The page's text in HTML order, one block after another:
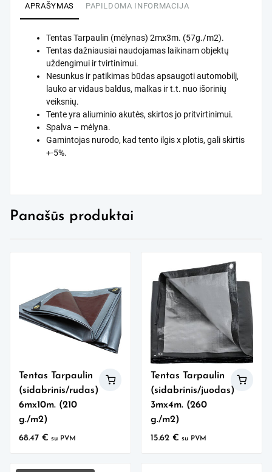
APRAŠYMAS PAPILDOMA INFORMACIJA
Tentas Tarpaulin (mėlynas) 2mx3m. (57g./m2).
Tentas dažniausiai naudojamas laikinam objektų
uždengimui ir tvirtinimui.
Nesunkus ir patikimas būdas apsaugoti automobilį,
lauko ar vidaus baldus, malkas ir t.t. nuo išorinių
veiksnių.
Tente yra aliuminio akutės, skirtos jo pritvirtinimui.
Spalva – mėlyna.
Gamintojas nurodo, kad tento ilgis x plotis, gali skirtis
+-5%.
Panašūs produktai
Tentas Tarpaulin
(sidabrinis/rudas)
6mx10m. (210
g./m2)
68.47€ su PVM
Tentas Tarpaulin
(sidabrinis/juodas)
3mx4m. (260
g./m2)
15.62 € su PVM